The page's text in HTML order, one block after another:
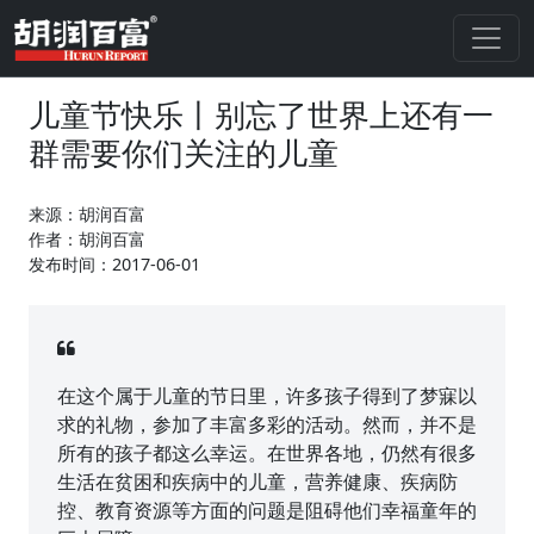
儿童节快乐丨别忘了世界上还有一
群需要你们关注的儿童
来源：胡润百富
作者：胡润百富
发布时间：2017-06-01
在这个属于儿童的节日里，许多孩子得到了梦寐以
求的礼物，参加了丰富多彩的活动。然而，并不是
所有的孩子都这么幸运。在世界各地，仍然有很多
生活在贫困和疾病中的儿童，营养健康、疾病防
控、教育资源等方面的问题是阻碍他们幸福童年的